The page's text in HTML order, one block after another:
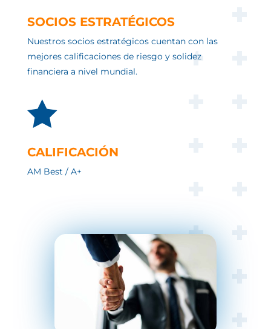
SOCIOS ESTRATÉGICOS
Nuestros socios estratégicos cuentan con las
mejores calificaciones de riesgo y solidez
financiera a nivel mundial.

CALIFICACIÓN
AM Best / A+